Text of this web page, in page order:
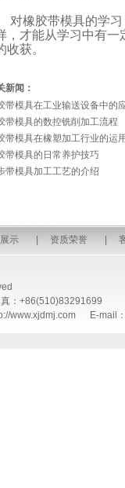
对橡胶带模具的学习
，才能从学习中有一
收获。
新闻：
带模具在工业输送设备中的
带模具的数控铣削加工流程
带模具在橡塑加工行业的运
带模具的日常养护技巧
带模具加工工艺的介绍
示 资质荣誉
+86(510)83291699
www.xjdmj.com E-mail：